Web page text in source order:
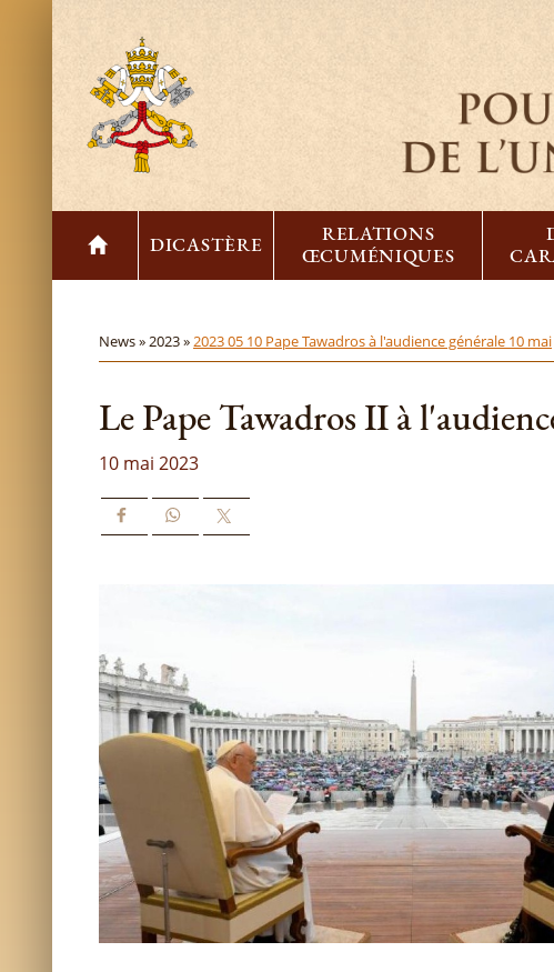
DICASTÈRE
RELATIONS
ŒCUMÉNIQUES
News »2023 »2023 05 10 Pape Tawadros à l'audience générale 10 mai
Le Pape Tawadros II à
10 mai 2023